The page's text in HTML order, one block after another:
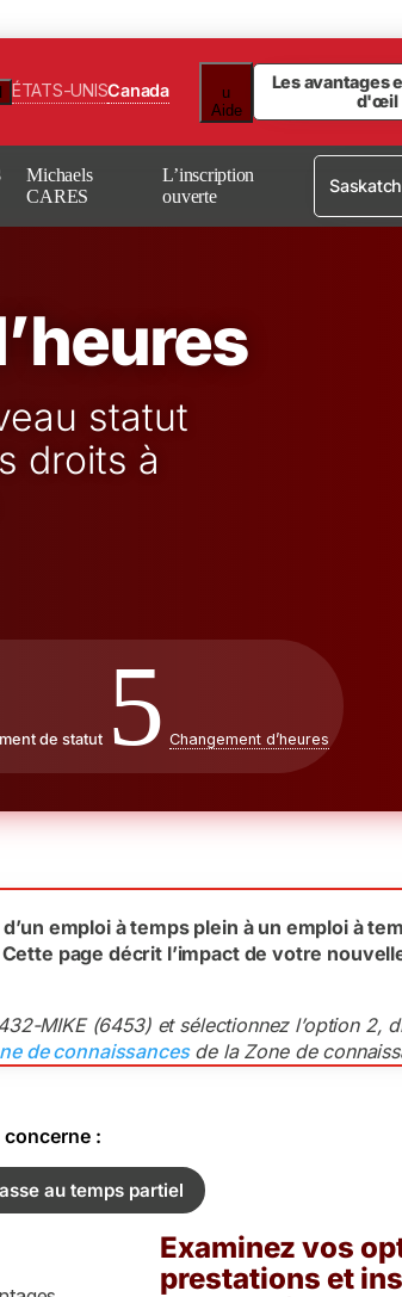
ÉTATS-UNISCanada
u
Aide
Les avantages
d'œil
Michaels
CARES
L’inscription
ouverte
statut
droits à
de statut 5 Changement d’heures
emploi à temps plein à un emploi à
page décrit l’impact de votre
MIKE (6453) et sélectionnez l’option 2,
de connaissancesde la Zone de
:
au temps partiel
Examinez vos
prestations et